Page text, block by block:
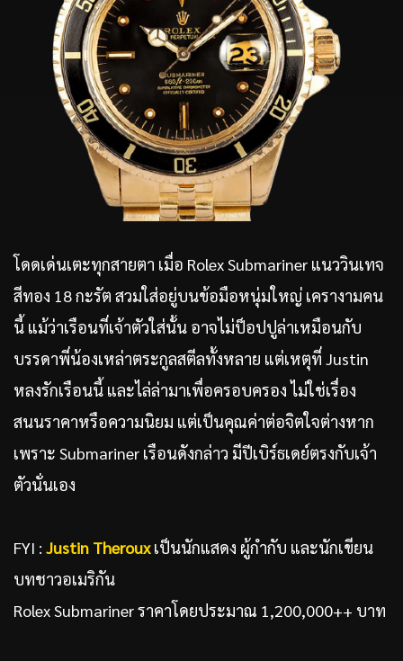
โดดเด่นเตะทุกสายตา เมื่อ Rolex Submariner แนววินเทจ
สีทอง 18 กะรัต สวมใส่อยู่บนข้อมือหนุ่มใหญ่ เครางามคน
นี้ แม้ว่าเรือนที่เจ้าตัวใส่นั้น อาจไม่ป็อปปูล่าเหมือนกับ
บรรดาพี่น้องเหล่าตระกูลสตีลทั้งหลาย แต่เหตุที่ Justin
หลงรักเรือนนี้ และไล่ล่ามาเพื่อครอบครอง ไม่ใช่เรื่อง
สนนราคาหรือความนิยม แต่เป็นคุณค่าต่อจิตใจต่างหาก
เพราะ Submariner เรือนดังกล่าว มีปีเบิร์ธเดย์ตรงกับเจ้า
ตัวนั่นเอง
FYI : Justin Therouxเป็นนักแสดง ผู้กำกับ และนักเขียน
บทชาวอเมริกัน
Rolex Submariner ราคาโดยประมาณ 1,200,000++ บาท